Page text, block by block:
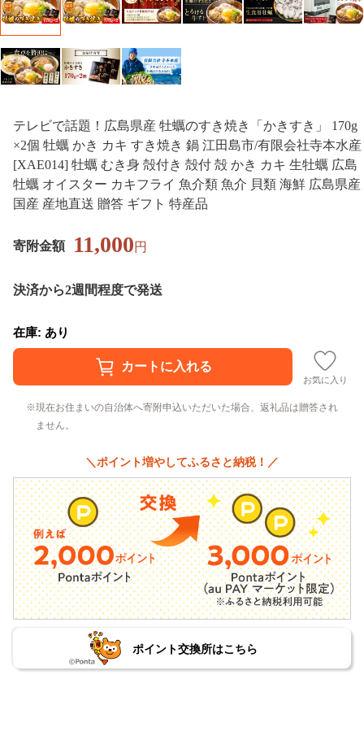
テレビで話題！広島県産 牡蠣のすき焼き「かきすき」 170g
×2個 牡蠣 かき カキ すき焼き 鍋 江田島市/有限会社寺本水産
[XAE014] 牡蠣 むき身 殻付き 殻付 殻 かき カキ 生牡蠣 広島
牡蠣 オイスター カキフライ 魚介類 魚介 貝類 海鮮 広島県産
国産 産地直送 贈答 ギフト 特産品
寄附金額 11,000円
決済から2週間程度で発送
在庫: あり
お気に入り
現在お住まいの自治体へ寄附申込いただいた場合、返礼品は贈答され
ません。
＼ポイント増やしてふるさと納税！／
ポイント交換所はこちら